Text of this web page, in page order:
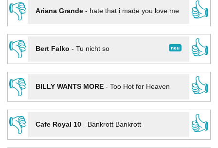
👎
Ariana Grande- hate that i made you love me
👍
👎
neu
Bert Falko - Tu nicht so
👍
👎
BILLY WANTS MORE- Too Hot for Heaven
👍
👎
Cafe Royal 10- Bankrott Bankrott
👍